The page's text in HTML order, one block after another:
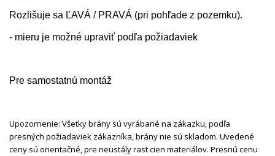
Rozlišuje sa ĽAVÁ / PRAVÁ (pri pohľade z pozemku).
- mieru je možné upraviť podľa požiadaviek
Pre samostatnú montáž
Upozornenie: Všetky brány sú vyrábané na zákazku, podľa
presných požiadaviek zákazníka, brány nie sú skladom. Uvedené
ceny sú orientačné, pre neustály rast cien materiálov. Presnú cenu